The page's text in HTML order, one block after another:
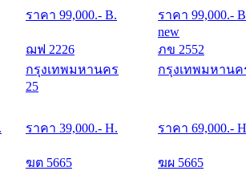
ราคา 99,000.- B. ราคา 99,000.-
ฌฟ 2226
กรุงเทพมหานคร
25
ราคา 39,000.- H.
new
ภข 2552
กรุงเทพมหานค
ราคา 69,000.-
ฆต 5665
ฆผ 5665